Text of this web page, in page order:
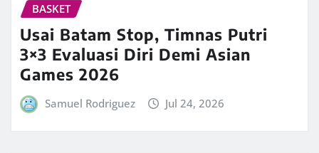
BASKET
Usai Batam Stop, Timnas Putri
3×3 Evaluasi Diri Demi Asian
Games 2026
Samuel Rodriguez Jul 24, 2026